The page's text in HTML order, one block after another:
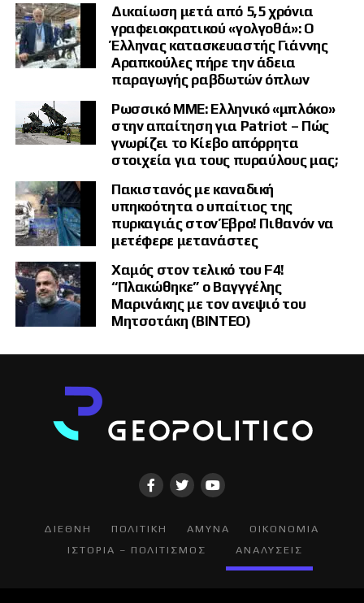
Δικαίωση μετά από 5,5 χρόνια
γραφειοκρατικού «γολγοθά»: Ο
Έλληνας κατασκευαστής Γιάννης
Αραπκούλες πήρε την άδεια
παραγωγής ραβδωτών όπλων
Ρωσσικό ΜΜΕ: Ελληνικό «μπλόκο»
στην απαίτηση για Patriot – Πώς
γνωρίζει το Κίεβο απόρρητα
στοιχεία για τους πυραύλους μας;
Πακιστανός με καναδική
υπηκοότητα ο υπαίτιος της
πυρκαγιάς στον Έβρο! Πιθανόν να
μετέφερε μετανάστες
Χαμός στον τελικό του F4!
“Πλακώθηκε” ο Βαγγγέλης
Μαρινάκης με τον ανεψιό του
Μητσοτάκη (ΒΙΝΤΕΟ)
ΔΙΕΘΝΗ ΠΟΛΙΤΙΚΗ ΑΜΥΝΑ
ΟΙΚΟΝΟΜΙΑ
ΙΣΤΟΡΙΑ – ΠΟΛΙΤΙΣΜΟΣ
ΑΝΑΛΥΣΕΙΣ